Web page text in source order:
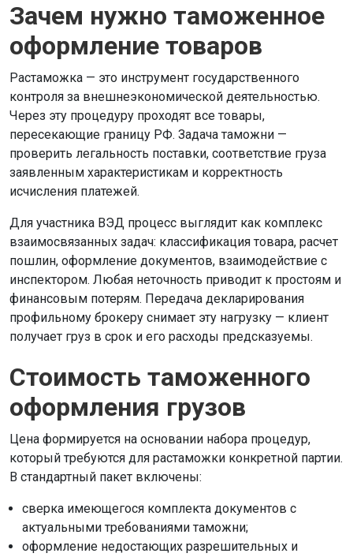
Зачем нужно таможенное
оформление товаров
Растаможка — это инструмент государственного
контроля за внешнеэкономической деятельностью.
Через эту процедуру проходят все товары,
пересекающие границу РФ. Задача таможни —
проверить легальность поставки, соответствие груза
заявленным характеристикам и корректность
исчисления платежей.
Для участника ВЭД процесс выглядит как комплекс
взаимосвязанных задач: классификация товара, расчет
пошлин, оформление документов, взаимодействие с
инспектором. Любая неточность приводит к простоям и
финансовым потерям. Передача декларирования
профильному брокеру снимает эту нагрузку — клиент
получает груз в срок и его расходы предсказуемы.
Стоимость таможенного
оформления грузов
Цена формируется на основании набора процедур,
который требуются для растаможки конкретной партии.
В стандартный пакет включены:
сверка имеющегося комплекта документов с
актуальными требованиями таможни;
оформление недостающих разрешительных и